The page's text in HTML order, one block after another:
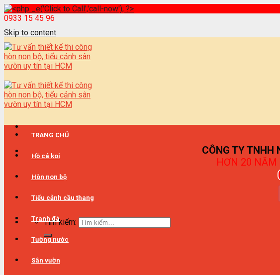
0933 15 45 96
Skip to content
CÔNG TY TNHH
HƠN 20 NĂM
Tìm kiếm:
TRANG CHỦ
Hồ cá koi
Hòn non bộ
Tiểu cảnh cầu thang
Tranh đá
Tường nước
Sân vườn